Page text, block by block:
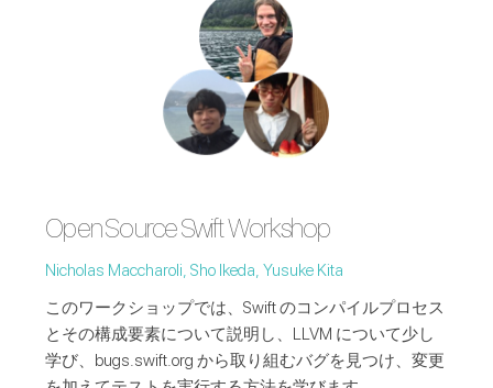
Open Source Swift Workshop
Nicholas Maccharoli, Sho Ikeda, Yusuke Kita
このワークショップでは、Swift のコンパイルプロセス
とその構成要素について説明し、LLVM について少し
学び、bugs.swift.org から取り組むバグを見つけ、変更